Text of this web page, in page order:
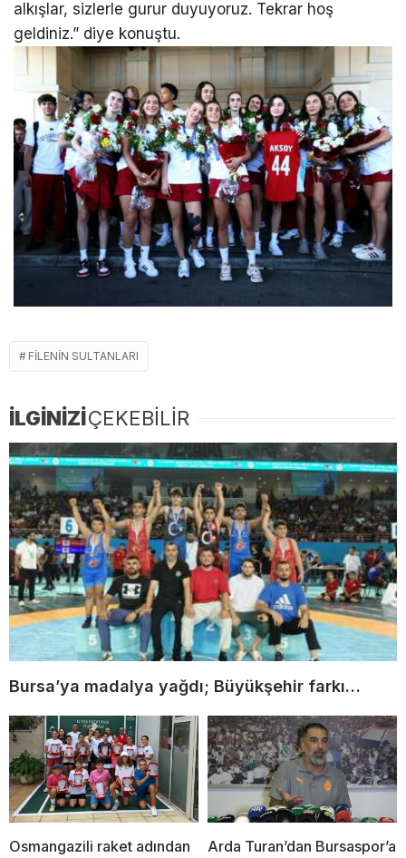
alkışlar, sizlerle gurur duyuyoruz. Tekrar hoş
geldiniz.” diye konuştu.
FILENIN SULTANLARI
İLGİNİZİÇEKEBİLİR
Bursa’ya madalya yağdı; Büyükşehir farkı…
Osmangazili raket adından
Arda Turan’dan Bursaspor’a